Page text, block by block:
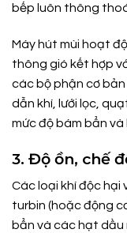
bếp luôn thông
Máy hút mùi hoạt
thông gió kết hợp
các bộ phận cơ
dẫn khí, lưới lọc,
mức độ bám bẩn và
3. Độ ồn, chế
Các loại khí độc hại
turbin (hoặc động
bẩn và các hạt dầu